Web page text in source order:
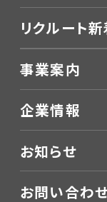
リクルート
事業案内
企業情報
お知らせ
お問い合わ